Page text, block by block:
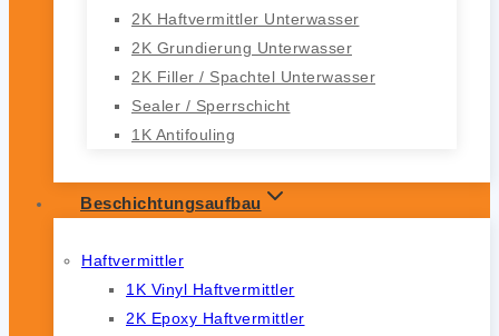
2K Haftvermittler Unterwasser
2K Grundierung Unterwasser
2K Filler / Spachtel Unterwasser
Sealer / Sperrschicht
1K Antifouling
Beschichtungsaufbau
Haftvermittler
1K Vinyl Haftvermittler
2K Epoxy Haftvermittler